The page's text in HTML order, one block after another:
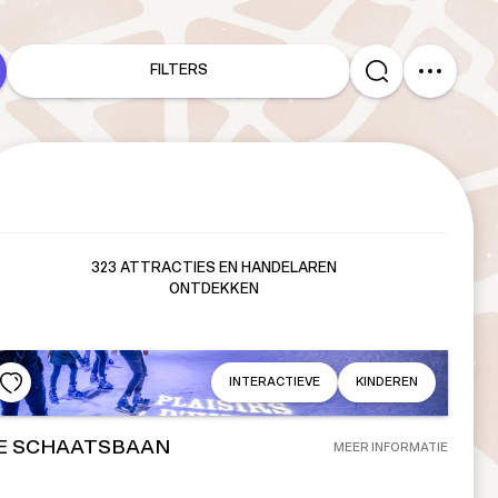
FILTERS
323 ATTRACTIES EN HANDELAREN
ONTDEKKEN
INTERACTIEVE KINDEREN
SCHAATSBAAN MEER INFORMATIE